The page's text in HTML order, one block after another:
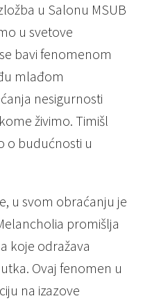
u Salonu MSUB
u svetove
bavi fenomenom
mlađom
nesigurnosti
živimo. Timišl
o budućnosti u
u svom obraćanju je
promišlja
koje odražava
Ovaj fenomen u
na izazove